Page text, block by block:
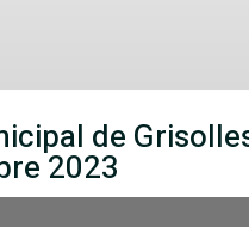
de
2023